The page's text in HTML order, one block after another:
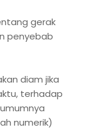
gerak
penyebab
diam jika
terhadap
numerik)